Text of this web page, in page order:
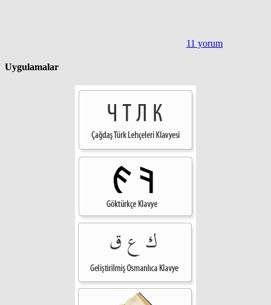
11 yorum
Uygulamalar